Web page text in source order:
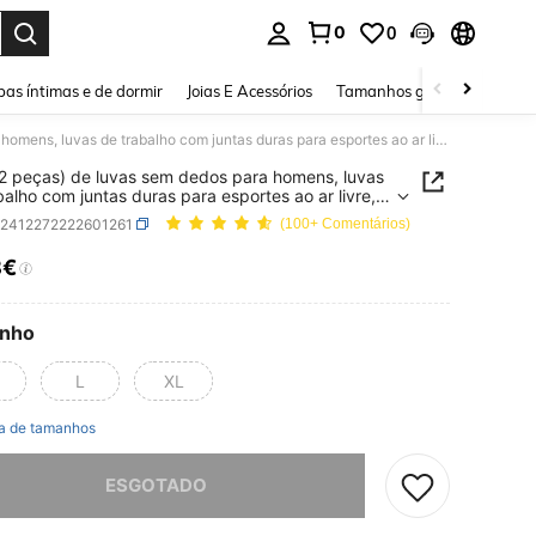
0 0
íntimas e de dormir Joias E Acessórios Tamanhos grandes
1 par (2 peças) de luvas sem dedos para homens, luvas de trabalho com juntas duras para esportes ao ar livre, motocicleta, ciclismo, treinamento, airsoft, paintball, tiro, caça, caminhadas, acampamento, escalada
peças) de luvas sem dedos para homens, luvas
com juntas duras para esportes ao ar livre,
ciclismo, treinamento, airsoft, paintball, tiro,
acampamento, escalada
(100+ Comentários)
AND AVAILABILITY
L XL
de tamanhos
ESGOTADO